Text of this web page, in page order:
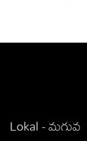
Lokal - మగువ